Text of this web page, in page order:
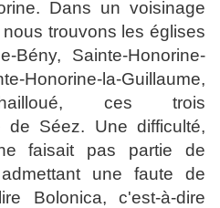
Dans un voisinage
trouvons les églises
Bény, Sainte-Honorine-
Honorine-la-Guillaume,
Chailloué, ces trois
de Séez. Une difficulté,
faisait pas partie de
une faute de
Bolonica, c'est-à-dire